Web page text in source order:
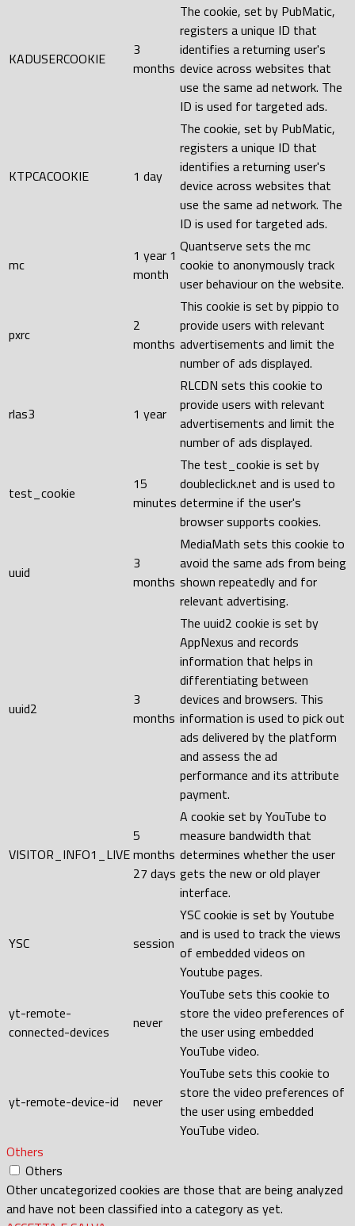
KADUSERCOOKIE
3
months
The cookie, set by PubMatic,
registers a unique ID that
identifies a returning user's
device across websites that
use the same ad network. The
ID is used for targeted ads.
KTPCACOOKIE 1 day
The cookie, set by PubMatic,
registers a unique ID that
identifies a returning user's
device across websites that
use the same ad network. The
ID is used for targeted ads.
mc
1 year 1
month
Quantserve sets the mc
cookie to anonymously track
user behaviour on the website.
pxrc
2
months
This cookie is set by pippio to
provide users with relevant
advertisements and limit the
number of ads displayed.
rlas3 1 year
RLCDN sets this cookie to
provide users with relevant
advertisements and limit the
number of ads displayed.
test_cookie
15
minutes
The test_cookie is set by
doubleclick.net and is used to
determine if the user's
browser supports cookies.
uuid
3
months
MediaMath sets this cookie to
avoid the same ads from being
shown repeatedly and for
relevant advertising.
uuid2
3
months
The uuid2 cookie is set by
AppNexus and records
information that helps in
differentiating between
devices and browsers. This
information is used to pick out
ads delivered by the platform
and assess the ad
performance and its attribute
payment.
VISITOR_INFO1_LIVE
5
months
27 days
A cookie set by YouTube to
measure bandwidth that
determines whether the user
gets the new or old player
interface.
YSC session
YSC cookie is set by Youtube
and is used to track the views
of embedded videos on
Youtube pages.
yt-remote-
connected-devices
never
YouTube sets this cookie to
store the video preferences of
the user using embedded
YouTube video.
yt-remote-device-id never
YouTube sets this cookie to
store the video preferences of
the user using embedded
YouTube video.
Others
Others
Other uncategorized cookies are those that are being analyzed
and have not been classified into a category as yet.